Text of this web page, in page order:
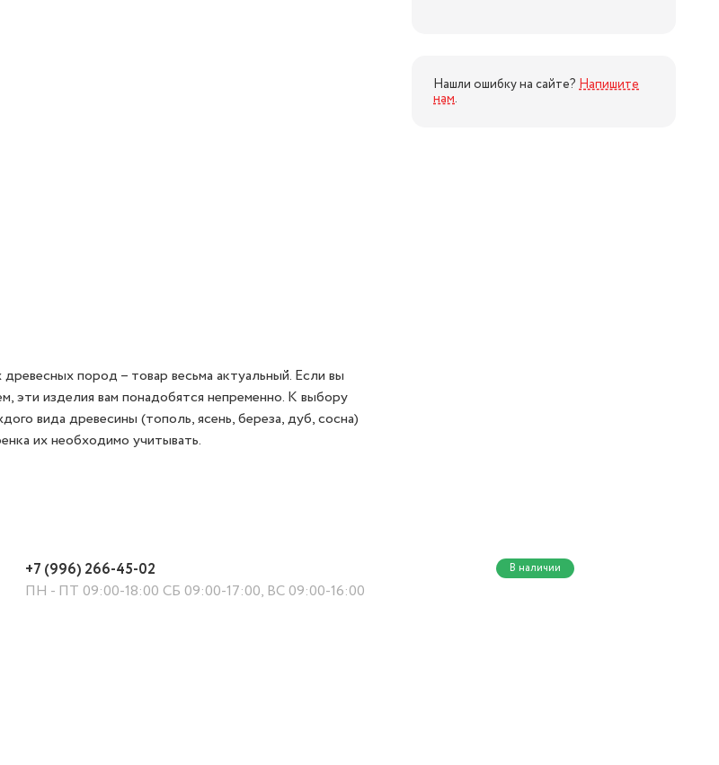
Нашли ошибку на сайте? Напишите
нам.
пород – товар весьма актуальный. Если вы
эти изделия вам понадобятся непременно. К выбору
вида древесины (тополь, ясень, береза, дуб, сосна)
их необходимо учитывать.
+7 (996) 266-45-02
ПН - ПТ 09:00-18:00 СБ 09:00-17:00, ВС 09:00-16:00
В наличии